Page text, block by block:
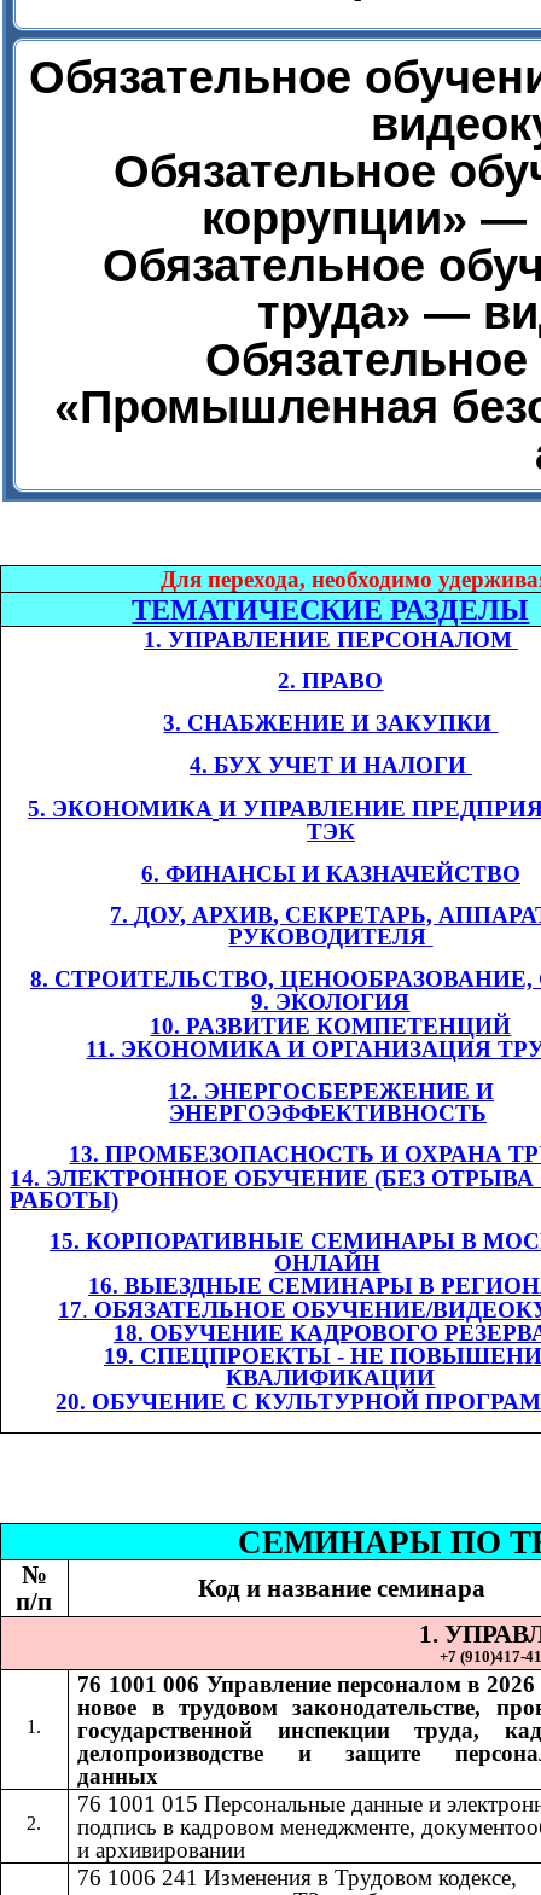
Обязательное
Обязательное
коррупции» —
Обязательное
труда» —
«Промышленная
Для перехода, необходимо
ТЕМАТИЧЕСКИЕ РАЗДЕЛЫ
1. УПРАВЛЕНИЕ ПЕРСОНАЛОМ​​
2. ПРАВО
3. СНАБЖЕНИЕ И ЗАКУПКИ​​
4. БУХ УЧЕТ И НАЛОГИ​​
5. ЭКОНОМИКА И УПРАВЛЕНИЕ
ТЭК
6. ФИНАНСЫ И КАЗНАЧЕЙСТВО
7. ​​ДОУ, ​​ АРХИВ, СЕКРЕТАРЬ,
РУКОВОДИТЕЛЯ
8. СТРОИТЕЛЬСТВО,
9. ЭКОЛОГИЯ
10. РАЗВИТИЕ КОМПЕТЕНЦИЙ
11. ЭКОНОМИКА И ОРГАНИЗАЦИЯ
12. ЭНЕРГОСБЕРЕЖЕНИЕ И
ЭНЕРГОЭФФЕКТИВНОСТЬ
13. ПРОМБЕЗОПАСНОСТЬ И ОХРАНА
14. ЭЛЕКТРОННОЕ ОБУЧЕНИЕ (БЕЗ ОТРЫВА
РАБОТЫ)
15. КОРПОРАТИВНЫЕ СЕМИНАРЫ В
ОНЛАЙН
16. ВЫЕЗДНЫЕ СЕМИНАРЫ В
17.​​ ОБЯЗАТЕЛЬНОЕ ОБУЧЕНИЕ/
18. ОБУЧЕНИЕ КАДРОВОГО
19. СПЕЦПРОЕКТЫ - НЕ
КВАЛИФИКАЦИИ
20. ОБУЧЕНИЕ С КУЛЬТУРНОЙ
СЕМИНАРЫ ПО
№
п/п
Код и название семинара
1.
+7 (910)417-
76 1001 006 Управление персоналом в 2026
новое в трудовом законодательстве,
государственной инспекции труда,
делопроизводстве и защите
данных
76 1001 015​​Персональные данные и
подпись в кадровом менеджменте,
и архивировании
76 1006 241 ​​Изменения в Трудовом кодексе,